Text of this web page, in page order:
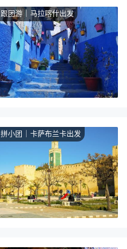
跟团游 马拉喀什出发
拼小团 卡萨布兰卡出发